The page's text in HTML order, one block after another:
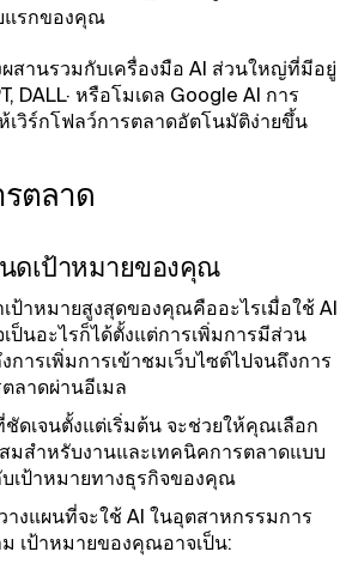
แรกของคุณ
สานรวมกับเครื่องมือ AI ส่วนใหญ่ที่มีอยู่
DALL· หรือโมเดล Google AI การ
เวิร์กโฟลว์การตลาดอัตโนมัติง่ายขึ้น
รตลาด
ดเป้าหมายของคุณ
เป้าหมายสูงสุดของคุณคืออะไรเมื่อใช้ AI
ป็นอะไรก็ได้ตั้งแต่การเพิ่มการมีส่วน
ารเพิ่มการเข้าชมเว็บไซต์ไปจนถึงการ
ลาดผ่านอีเมล
ดเจนตั้งแต่เริ่มต้น จะช่วยให้คุณเลือก
มสําหรับงานและเทคนิคการตลาดแบบ
เป้าหมายทางธุรกิจของคุณ
งแผนที่จะใช้ AI ในอุตสาหกรรมการ
เป้าหมายของคุณอาจเป็น: